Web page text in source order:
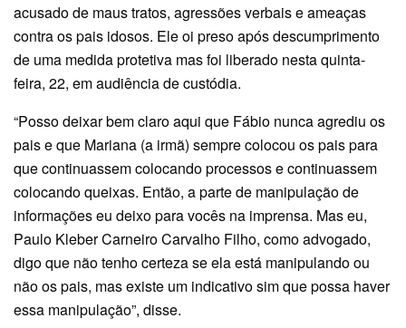
acusado de maus tratos, agressões verbais e ameaças
contra os pais idosos. Ele oi preso após descumprimento
de uma medida protetiva mas foi liberado nesta quinta-
feira, 22, em audiência de custódia.
“Posso deixar bem claro aqui que Fábio nunca agrediu os
pais e que Mariana (a irmã) sempre colocou os pais para
que continuassem colocando processos e continuassem
colocando queixas. Então, a parte de manipulação de
informações eu deixo para vocês na imprensa. Mas eu,
Paulo Kleber Carneiro Carvalho Filho, como advogado,
digo que não tenho certeza se ela está manipulando ou
não os pais, mas existe um indicativo sim que possa haver
essa manipulação”, disse.